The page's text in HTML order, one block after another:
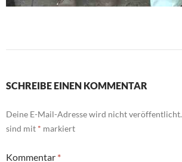
SCHREIBE EINEN KOMMENTAR
Deine E-Mail-Adresse wird nicht veröffentlicht.
sind mit * markiert
Kommentar *